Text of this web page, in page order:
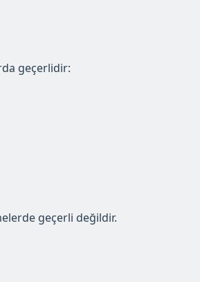
geçerlidir:
geçerli değildir.